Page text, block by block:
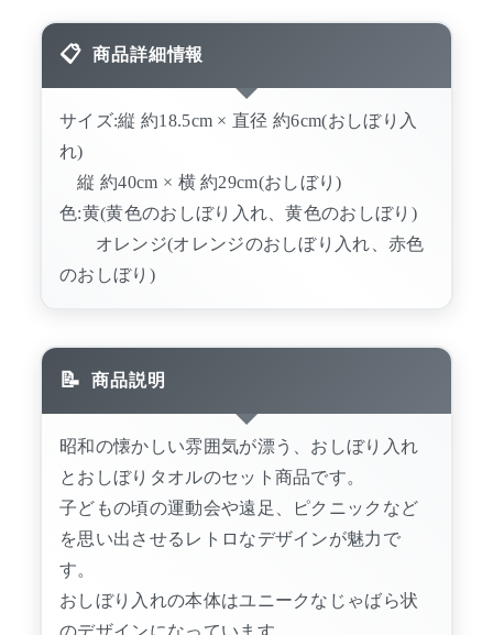
商品詳細情報
サイズ:縦 約18.5cm × 直径 約6cm(おしぼり入
れ)
縦 約40cm × 横 約29cm(おしぼり)
色:黄(黄色のおしぼり入れ、黄色のおしぼり)
オレンジ(オレンジのおしぼり入れ、赤色
のおしぼり)
商品説明
昭和の懐かしい雰囲気が漂う、おしぼり入れ
とおしぼりタオルのセット商品です。
子どもの頃の運動会や遠足、ピクニックなど
を思い出させるレトロなデザインが魅力で
す。
おしぼり入れの本体はユニークなじゃばら状
のデザインになっています。